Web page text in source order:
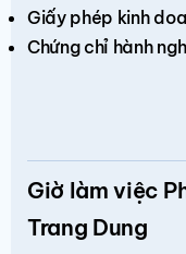
Giấy phép kinh
Chứng chỉ hành
Giờ làm việc
Trang Dung